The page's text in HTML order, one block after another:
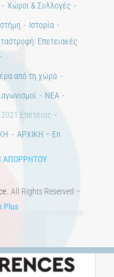
Χώροι & Συλλογές
Ιστορία
Επετειακές
από τη χώρα
ΝΕΑ
Επέτειος
ΑΡΧΙΚΗ – En
ΑΠΟΡΡΗΤΟΥ
All Rights Reserved –
Plus